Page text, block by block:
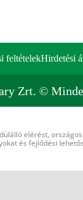
feltételekHirdetési
Zrt. ©
elérést,
és fejlődési